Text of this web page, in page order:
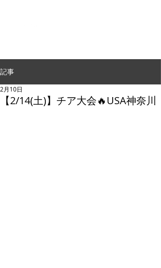
記事
【2/14(土)】チア大会🔥USA神奈川
2月10日